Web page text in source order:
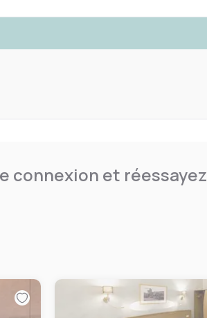
connexion et réessayez